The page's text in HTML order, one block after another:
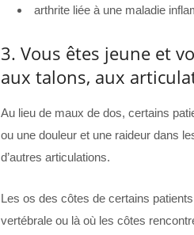
arthrite liée à une maladie
3. Vous êtes jeune et
aux talons, aux
Au lieu de maux de dos, certains
ou une douleur et une raideur dans
d’autres articulations.
Les os des côtes de certains
vertébrale ou là où les côtes